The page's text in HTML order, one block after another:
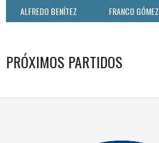
ALFREDO BENÍTEZ FRANCO GÓMEZ
PRÓXIMOS PARTIDOS